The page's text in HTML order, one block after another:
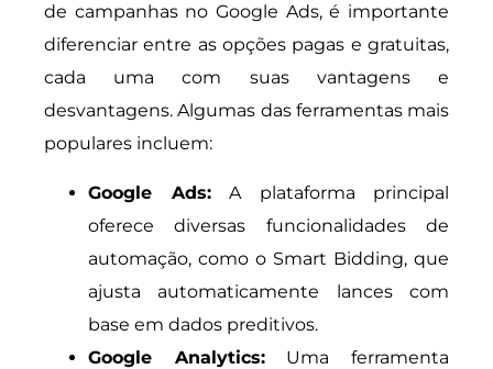
de campanhas no Google Ads, é importante
diferenciar entre as opções pagas e gratuitas,
cada uma com suas vantagens e
desvantagens. Algumas das ferramentas mais
populares incluem:
Google Ads:A plataforma principal
oferece diversas funcionalidades de
automação, como o Smart Bidding, que
ajusta automaticamente lances com
base em dados preditivos.
Google Analytics:Uma ferramenta